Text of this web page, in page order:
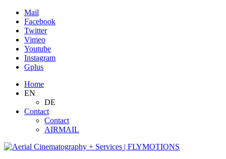
Mail
Facebook
Twitter
Vimeo
Youtube
Instagram
Gplus
Home
EN
DE
Contact
Contact
AIRMAIL